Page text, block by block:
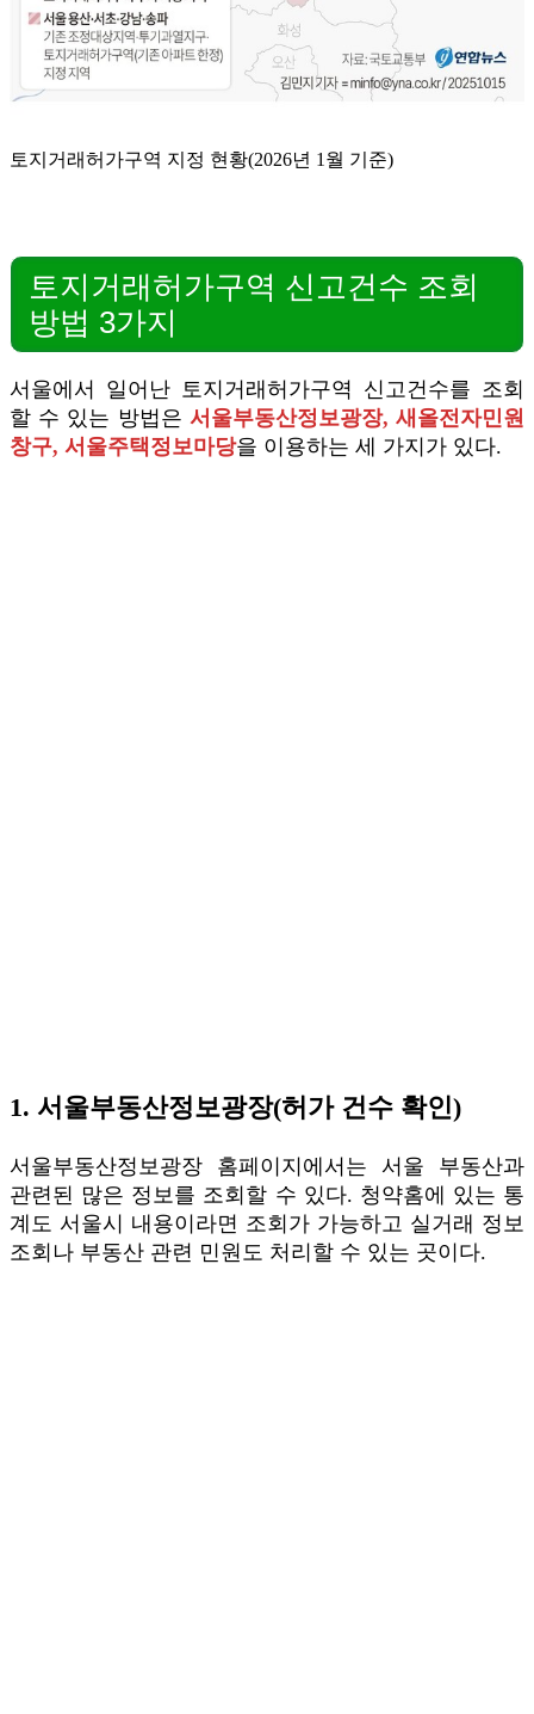
토지거래허가구역 지정 현황(2026년 1월 기준)
토지거래허가구역 신고건수 조회
방법 3가지
서울에서 일어난 토지거래허가구역 신고건수를 조회
할 수 있는 방법은 서울부동산정보광장, 새올전자민원
창구, 서울주택정보마당을 이용하는 세 가지가 있다.
1. 서울부동산정보광장(허가 건수 확인)
서울부동산정보광장 홈페이지에서는 서울 부동산과
관련된 많은 정보를 조회할 수 있다. 청약홈에 있는 통
계도 서울시 내용이라면 조회가 가능하고 실거래 정보
조회나 부동산 관련 민원도 처리할 수 있는 곳이다.